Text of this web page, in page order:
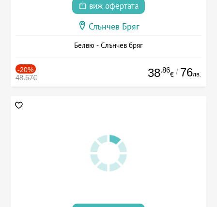
виж офертата
Слънчев Бряг
Белвю - Слънчев бряг
-20%
48.57€ 38.86
€ / 76лв.